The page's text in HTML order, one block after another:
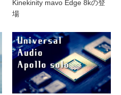
Kinekinity mavo Edge 8kの登
場